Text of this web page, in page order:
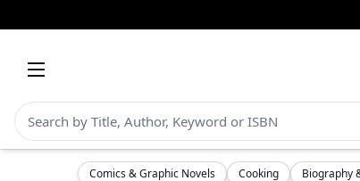
Comics & Graphic Novels Cooking Biography